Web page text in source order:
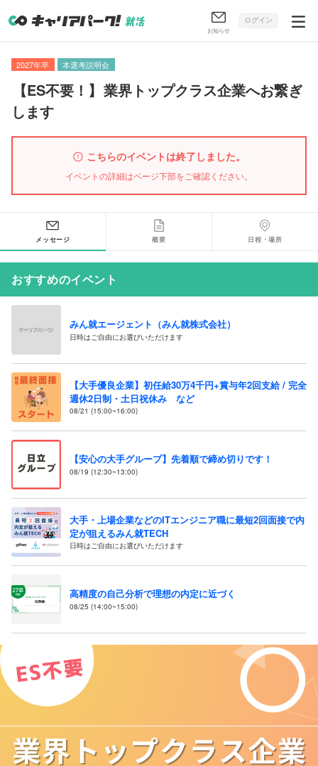
お知らせ
ログイン
2027年卒 本選考説明会
【ES不要！ 】 業界トップクラス企業へお繋ぎ
します
こちらのイベントは終了しました。
イベントの詳細はページ下部をご確認ください。
メッセージ 概要 日程・場所
おすすめのイベント
みん就エージェント（みん就株式会社）
日時はご自由にお選びいただけます
【大手優良企業】初任給30万4千円+賞与年2回支給 / 完全
週休2日制・土日祝休み など
08/21 (15:00~16:00)
【安心の大手グループ】先着順で締め切りです！
08/19 (12:30~13:00)
大手・上場企業などのITエンジニア職に最短2回面接で内
定が狙えるみん就TECH
日時はご自由にお選びいただけます
高精度の自己分析で理想の内定に近づく
08/25 (14:00~15:00)